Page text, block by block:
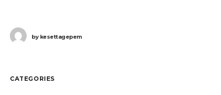
bykesettagepem
CATEGORIES